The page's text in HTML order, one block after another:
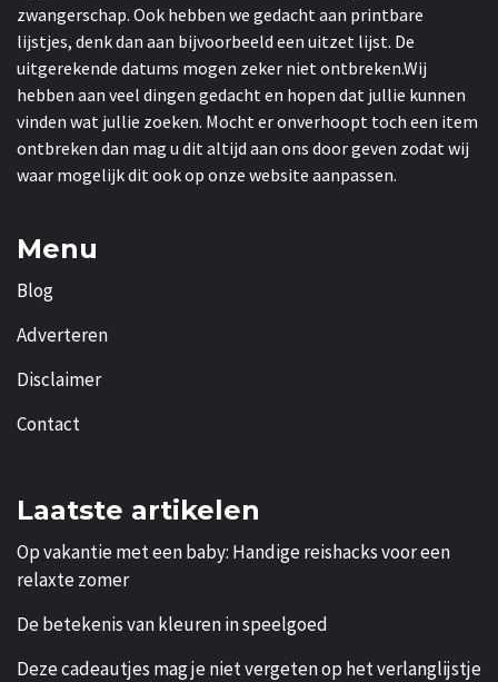
zwangerschap. Ook hebben we gedacht aan printbare
lijstjes, denk dan aan bijvoorbeeld een uitzet lijst. De
uitgerekende datums mogen zeker niet ontbreken.Wij
hebben aan veel dingen gedacht en hopen dat jullie kunnen
vinden wat jullie zoeken. Mocht er onverhoopt toch een item
ontbreken dan mag u dit altijd aan ons door geven zodat wij
waar mogelijk dit ook op onze website aanpassen.
Menu
Blog
Adverteren
Disclaimer
Contact
Laatste artikelen
Op vakantie met een baby: Handige reishacks voor een
relaxte zomer
De betekenis van kleuren in speelgoed
Deze cadeautjes mag je niet vergeten op het verlanglijstje